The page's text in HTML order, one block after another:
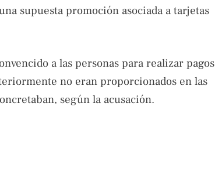
supuesta promoción asociada a tarjetas
a las personas para realizar pagos
no eran proporcionados en las
según la acusación.